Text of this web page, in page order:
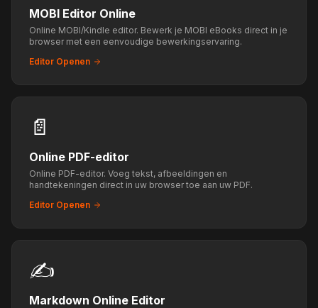
MOBI Editor Online
Online MOBI/Kindle editor. Bewerk je MOBI eBooks direct in je
browser met een eenvoudige bewerkingservaring.
Editor Openen
📄
Online PDF-editor
Online PDF-editor. Voeg tekst, afbeeldingen en
handtekeningen direct in uw browser toe aan uw PDF.
Editor Openen
✍️
Markdown Online Editor